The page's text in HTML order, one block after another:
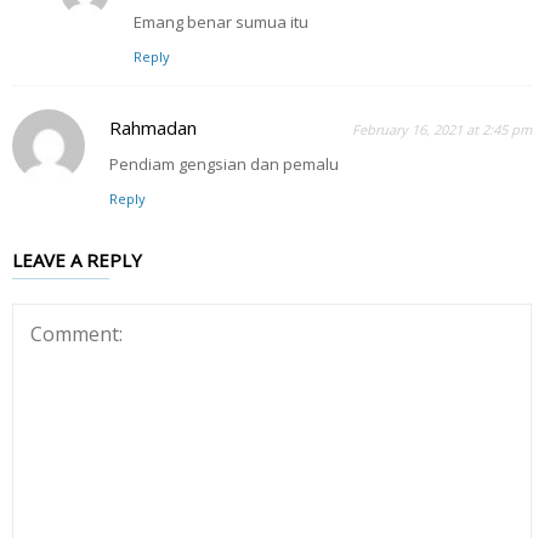
Emang benar sumua itu
Reply
Rahmadan February 16, 2021 at 2:45 pm
Pendiam gengsian dan pemalu
Reply
LEAVE A REPLY